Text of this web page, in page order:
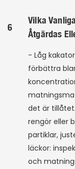
6
Vilka
Åtgärdas
- Låg
förbättra
det är
rengör eller
partiklar,
läckor:
och